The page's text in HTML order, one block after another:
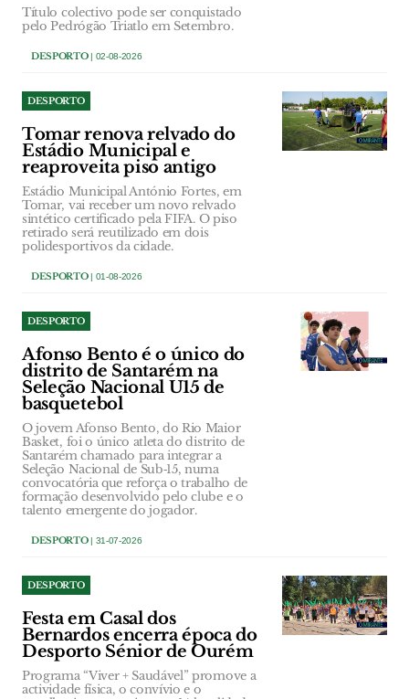
Título colectivo pode ser conquistado
pelo Pedrógão Triatlo em Setembro.
DESPORTO| 02-08-2026
DESPORTO
Tomar renova relvado do
Estádio Municipal e
reaproveita piso antigo
Estádio Municipal António Fortes, em
Tomar, vai receber um novo relvado
sintético certificado pela FIFA. O piso
retirado será reutilizado em dois
polidesportivos da cidade.
DESPORTO| 01-08-2026
DESPORTO
Afonso Bento é o único do
distrito de Santarém na
Seleção Nacional U15 de
basquetebol
O jovem Afonso Bento, do Rio Maior
Basket, foi o único atleta do distrito de
Santarém chamado para integrar a
Seleção Nacional de Sub‑15, numa
convocatória que reforça o trabalho de
formação desenvolvido pelo clube e o
talento emergente do jogador.
DESPORTO| 31-07-2026
DESPORTO
Festa em Casal dos
Bernardos encerra época do
Desporto Sénior de Ourém
Programa “Viver + Saudável” promove a
actividade física, o convívio e o